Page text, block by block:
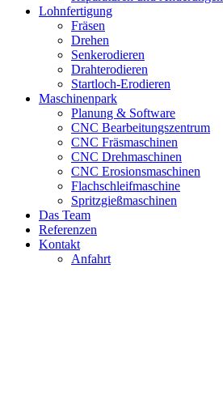
Lohnfertigung
Fräsen
Drehen
Senkerodieren
Drahterodieren
Startloch-Erodieren
Maschinenpark
Planung & Software
CNC Bearbeitungszentrum
CNC Fräsmaschinen
CNC Drehmaschinen
CNC Erosionsmaschinen
Flachschleifmaschine
Spritzgießmaschinen
Das Team
Referenzen
Kontakt
Anfahrt